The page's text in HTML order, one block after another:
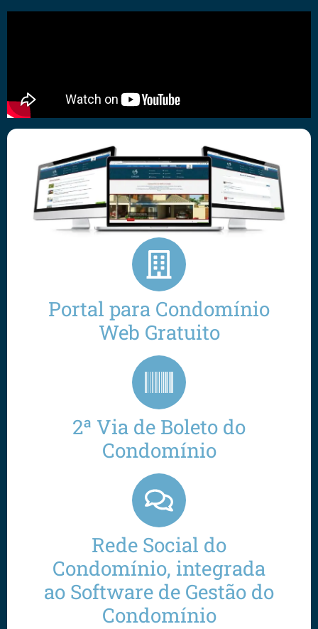
Portal para Condomínio
Web Gratuito
2ª Via de Boleto do
Condomínio
Rede Social do
Condomínio, integrada
ao Software de Gestão do
Condomínio